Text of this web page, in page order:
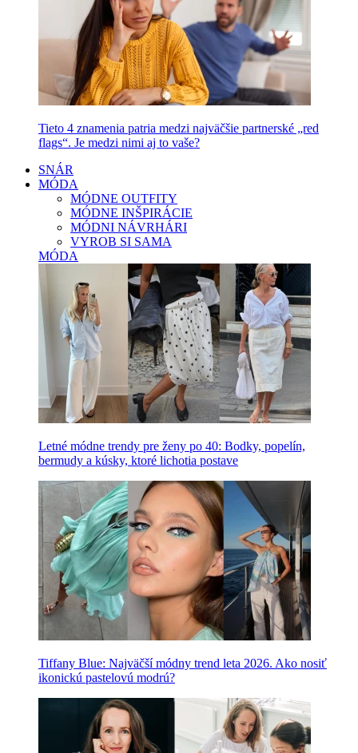
Tieto 4 znamenia patria medzi najväčšie partnerské „red
flags“. Je medzi nimi aj to vaše?
SNÁR
MÓDA
MÓDNE OUTFITY
MÓDNE INŠPIRÁCIE
MÓDNI NÁVRHÁRI
VYROB SI SAMA
MÓDA
Letné módne trendy pre ženy po 40: Bodky, popelín,
bermudy a kúsky, ktoré lichotia postave
Tiffany Blue: Najväčší módny trend leta 2026. Ako nosiť
ikonickú pastelovú modrú?